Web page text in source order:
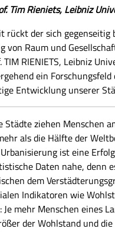
Tim Rieniets, Leibniz
rückt der sich gegenseitig
von Raum und
TIM RIENIETS, Leibniz
ein
Entwicklung unserer
Städte ziehen Menschen
als die Hälfte der
ist eine
Daten nahe, denn
dem
Indikatoren wie
mehr Menschen eines
der Wohlstand und